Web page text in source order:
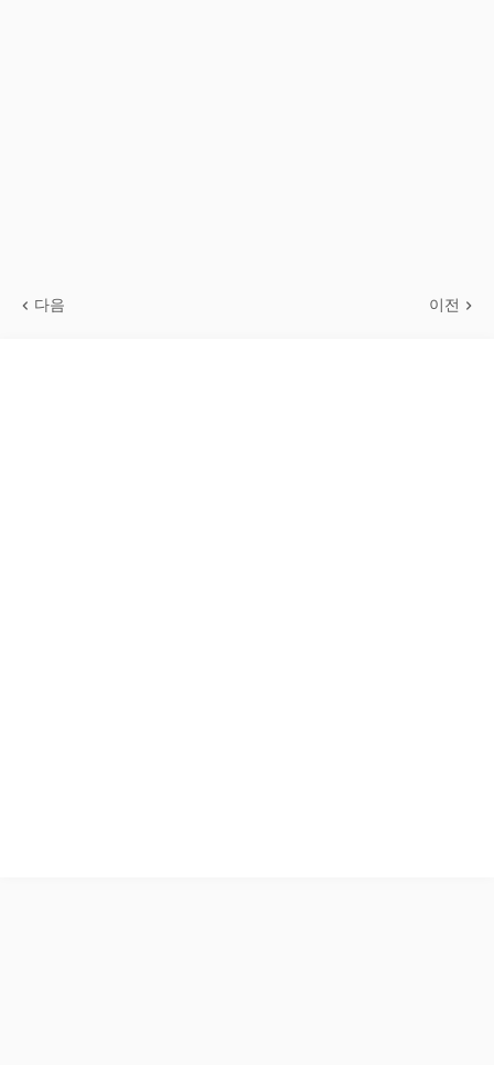
다음 이전